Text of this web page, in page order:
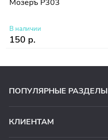
Мозеръ P303
В наличии
150 р.
ПОПУЛЯРНЫЕ РАЗДЕЛЫ
КЛИЕНТАМ